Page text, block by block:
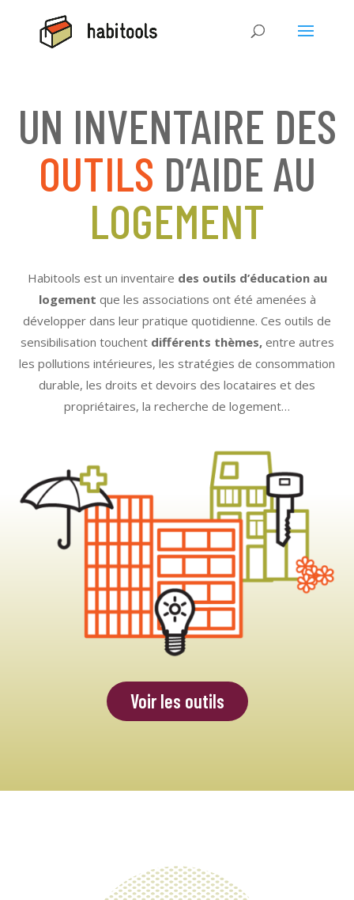
UN INVENTAIRE DES
OUTILS D’AIDE AU
LOGEMENT
Habitools est un inventaire des outils d’éducation au
logement que les associations ont été amenées à
développer dans leur pratique quotidienne. Ces outils de
sensibilisation touchent différents thèmes,entre autres
les pollutions intérieures, les stratégies de consommation
durable, les droits et devoirs des locataires et des
propriétaires, la recherche de logement…
Voir les outils